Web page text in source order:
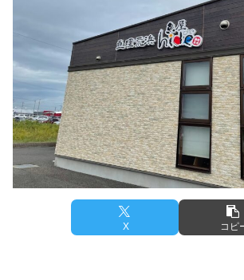
X コピ